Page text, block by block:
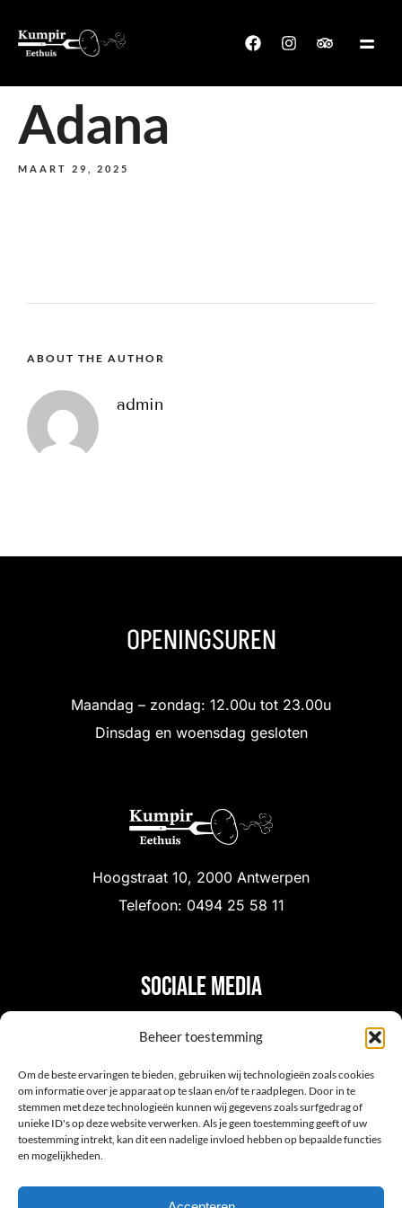
Beheer toestemming
Om de beste ervaringen te bieden, gebruiken wij technologieën zoals cookies
om informatie over je apparaat op te slaan en/of te raadplegen. Door in te
stemmen met deze technologieën kunnen wij gegevens zoals surfgedrag of
unieke ID's op deze website verwerken. Als je geen toestemming geeft of uw
toestemming intrekt, kan dit een nadelige invloed hebben op bepaalde functies
en mogelijkheden.
Adana
MAART 29, 2025
ABOUT THE AUTHOR
admin
OPENINGSUREN
Maandag – zondag: 12.00u tot 23.00u
Dinsdag en woensdag gesloten
Hoogstraat 10, 2000 Antwerpen
Telefoon: 0494 25 58 11
Sociale media